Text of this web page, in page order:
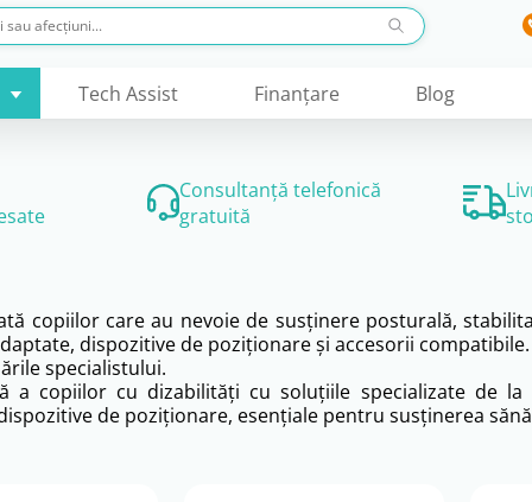
Tech Assist Finanţare Blog
Consultanță telefonică
gratuită
copiilor care au nevoie de susținere posturală,
dispozitive de poziționare și accesorii
specialistului.
a copiilor cu dizabilități cu soluțiile specializate de
de poziționare, esențiale pentru susținerea